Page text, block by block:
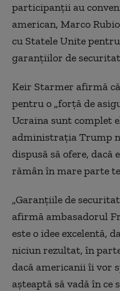
participanții au
american, Marco
cu Statele Unite
garanțiilor de
Keir Starmer afirmă
pentru o „forță de
Ucraina sunt complet
administrația Trump
dispusă să ofere, dacă
rămân în mare parte
„Garanțiile de
afirmă ambasadorul
este o idee excelentă,
niciun rezultat, în
dacă americanii îi vor
așteaptă să vadă în ce